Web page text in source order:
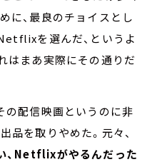
に、最良のチョイスとし
を選んだ、というよ
はまあ実際にその通りだ
の配信映画というのに非
品を取りやめた。元々、
、Netflixがやるんだった